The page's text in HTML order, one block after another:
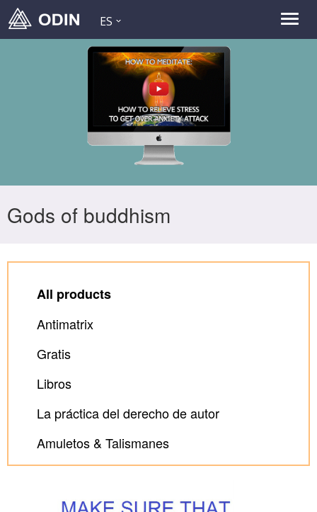
ES
Gods of buddhism
All products
Antimatrix
Gratis
Libros
La práctica del derecho de autor
Amuletos & Talismanes